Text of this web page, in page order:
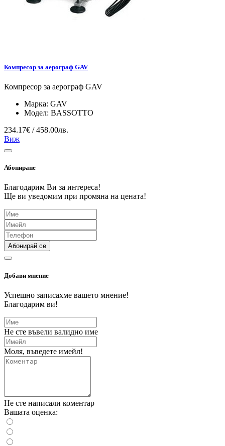
Компресор за аерограф GAV
Компресор за аерограф GAV
Марка: GAV
Модел: BASSOTTO
234.17€ / 458.00лв.
Виж
Абониране
Благодарим Ви за интереса!
Ще ви уведомим при промяна на цената!
Абонирай се
Добави мнение
Успешно записахме вашето мнение!
Благодарим ви!
Не сте въвели валидно име
Моля, въведете имейл!
Не сте написали коментар
Вашата оценка: